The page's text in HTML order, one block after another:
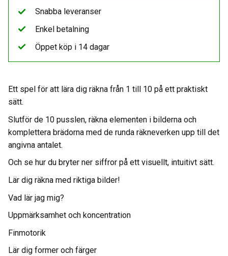
Ett spel för att lära dig räkna från 1 till 10 på ett praktiskt
sätt.
Slutför de 10 pusslen, räkna elementen i bilderna och
komplettera brädorna med de runda räkneverken upp till det
angivna antalet.
Och se hur du bryter ner siffror på ett visuellt, intuitivt sätt.
Lär dig räkna med riktiga bilder!
Vad lär jag mig?
Uppmärksamhet och koncentration
Finmotorik
Lär dig former och färger
Snabba leveranser
Enkel betalning
Öppet köp i 14 dagar